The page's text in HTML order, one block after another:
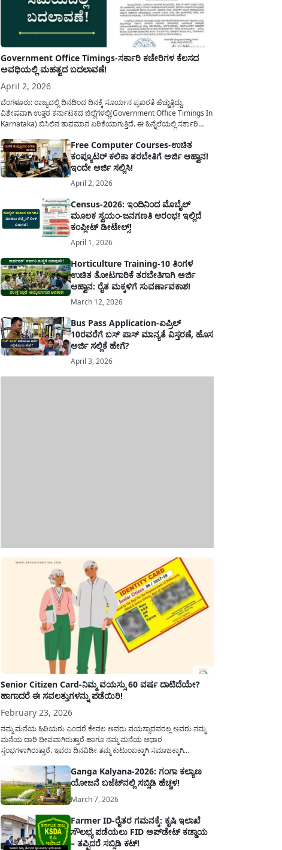
Government Office Timings-ಸರ್ಕಾರಿ ಕಚೇರಿಗಳ ಕೆಲಸದ
ಅವಧಿಯಲ್ಲಿ ಮಹತ್ವದ ಬದಲಾವಣೆ!
April 2, 2026
ಬೆಂಗಳೂರು: ರಾಜ್ಯದಲ್ಲಿ ದಿನದಿಂದ ದಿನಕ್ಕೆ ಸೂರ್ಯನ ಪ್ರಖರತೆ ಹೆಚ್ಚುತ್ತಿದ್ದು,
ವಿಶೇಷವಾಗಿ ಉತ್ತರ ಕರ್ನಾಟಕದ ಜಿಲ್ಲೆಗಳಲ್ಲಿ(Government Office Timings In
Karnataka) ಬಿಸಿಲಿನ ತಾಪಮಾನ ಏರಿಕೆಯಾಗುತ್ತಿದೆ. ಈ ಹಿನ್ನೆಲೆಯಲ್ಲಿ ಸರ್ಕಾರಿ
ಸರ್ಕಾರವು ಮಹತ್ವದ ನಿರ್ಧಾರವೊಂದನ್ನು ಕೈಗೊಂಡಿದೆ. ಕಿತ್ತೂರು ಕರ್ನಾಟಕ ಮತ್ತು
ಕಲ್ಯಾಣ ಕರ್ನಾಟಕದ ಒಟ್ಟು 9 ಜಿಲ್ಲೆಗಳಲ್ಲಿ ಏಪ್ರಿಲ್...
Free Computer Courses-ಉಚಿತ
ಕಂಪ್ಯೂಟರ್ ಕಲಿಕಾ ತರಬೇತಿಗೆ ಅರ್ಜಿ ಆಹ್ವಾನ!
ಇಂದೇ ಅರ್ಜಿ ಸಲ್ಲಿಸಿ!
April 2, 2026
Census-2026: ಇಂದಿನಿಂದ ಮೊಬೈಲ್
ಮೂಲಕ ಸ್ವಯಂ-ಜನಗಣತಿ ಆರಂಭ! ಇಲ್ಲಿದೆ
ಕಂಪ್ಲೀಟ್ ಡೀಟೇಲ್ಸ್!
April 1, 2026
Horticulture Training-10 ತಿಂಗಳ
ಉಚಿತ ತೋಟಗಾರಿಕೆ ತರಬೇತಿಗಾಗಿ ಅರ್ಜಿ
ಆಹ್ವಾನ: ರೈತ ಮಕ್ಕಳಿಗೆ ಸುವರ್ಣಾವಕಾಶ!
March 12, 2026
Bus Pass Application-ಏಪ್ರಿಲ್
10ರವರೆಗೆ ಬಸ್ ಪಾಸ್ ಮಾನ್ಯತೆ ವಿಸ್ತರಣೆ, ಹೊಸ
ಅರ್ಜಿ ಸಲ್ಲಿಕೆ ಹೇಗೆ?
April 3, 2026
Senior Citizen Card-ನಿಮ್ಮ ವಯಸ್ಸು 60 ವರ್ಷ ದಾಟಿದೆಯೇ?
ಹಾಗಾದರೆ ಈ ಸವಲತ್ತುಗಳನ್ನು ಪಡೆಯಿರಿ!
February 23, 2026
ನಮ್ಮ ಮನೆಯ ಹಿರಿಯರು ಎಂದರೆ ಕೇವಲ ಅವರು ವಯಸ್ಸಾದವರಲ್ಲ ಅವರು ನಮ್ಮ
ಮನೆಯ ದಾರಿ ದೀಪವಾಗಿರುತ್ತಾರೆ ಹಾಗೂ ನಮ್ಮ ಮನೆಯ ಆಧಾರ
ಸ್ತಂಭಗಳಾಗಿರುತ್ತಾರೆ. ಇವರು ದಿನವಿಡೀ ತಮ್ಮ ಕುಟುಂಬಕ್ಕಾಗಿ ಸಮಾಜಕ್ಕಾಗಿ
ನೆಮ್ಮದಿಯಿಂದ ಕಳೆಯಬೇಕೆಂಬುದು ಪ್ರತಿಯೊಬ್ಬರ ಕನಸಾಗಿರುತ್ತದೆ ಆದ್ದರಿಂದ
ಸರ್ಕಾರವು ಹಿರಿಯ ನಾಗರಿಕರ ಗುರುತಿನ ಚೀಟಿ...
Ganga Kalyana-2026: ಗಂಗಾ ಕಲ್ಯಾಣ
ಯೋಜನೆ ಬಜೆಟ್‌ನಲ್ಲಿ ಸಬ್ಸಿಡಿ ಹೆಚ್ಚಳ!
March 7, 2026
Farmer ID-ರೈತರ ಗಮನಕ್ಕೆ: ಕೃಷಿ ಇಲಾಖೆ
ಸೌಲಭ್ಯ ಪಡೆಯಲು FID ಅಪ್‌ಡೇಟ್ ಕಡ್ಡಾಯ
– ತಪ್ಪಿದರೆ ಸಬ್ಸಿಡಿ ಕಟ್!